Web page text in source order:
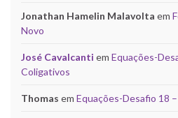
Jonathan Hamelin Malavolta em
Novo
José Cavalcanti em Equações-
Coligativos
Thomas em Equações-Desafio 18